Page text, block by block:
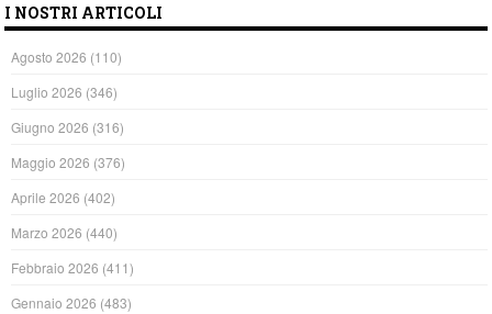
I NOSTRI ARTICOLI
Agosto 2026 (110)
Luglio 2026 (346)
Giugno 2026 (316)
Maggio 2026 (376)
Aprile 2026 (402)
Marzo 2026 (440)
Febbraio 2026 (411)
Gennaio 2026 (483)